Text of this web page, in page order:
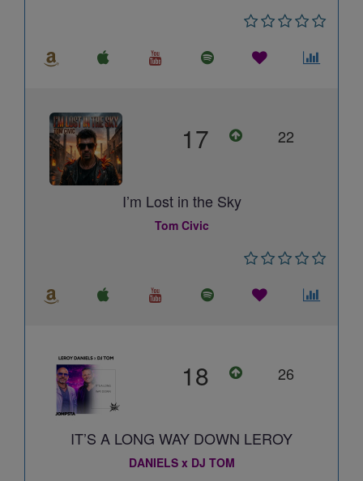
17 22
I’m Lost in the Sky
Tom Civic
18 26
IT’S A LONG WAY DOWN LEROY
DANIELS x DJ TOM